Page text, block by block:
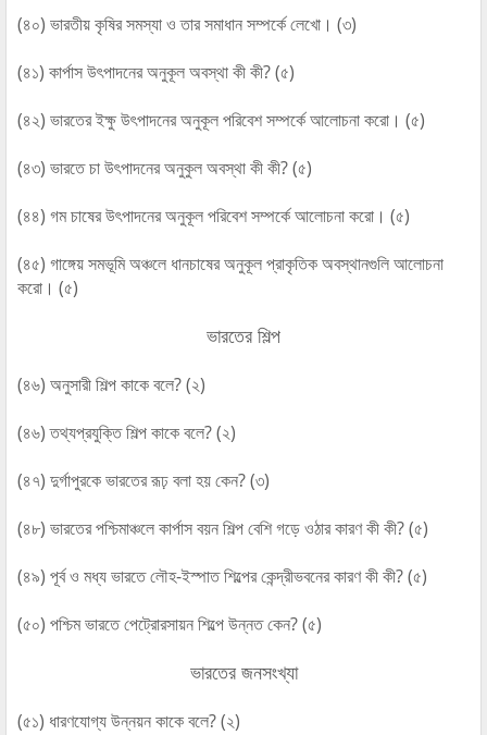
(৪০) ভারতীয় কৃষির সমস্যা ও তার সমাধান সম্পর্কে লেখো। (৩)
(৪১) কার্পাস উৎপাদনের অনুকূল অবস্থা কী কী? (৫)
(৪২) ভারতের ইক্ষু উৎপাদনের অনুকূল পরিবেশ সম্পর্কে আলোচনা করো। (৫)
(৪৩) ভারতে চা উৎপাদনের অনুকুল অবস্থা কী কী? (৫)
(৪৪) গম চাষের উৎপাদনের অনুকূল পরিবেশ সম্পর্কে আলোচনা করো। (৫)
(৪৫) গাঙ্গেয় সমভূমি অঞ্চলে ধানচাষের অনুকূল প্রাকৃতিক অবস্থানগুলি আলোচনা
করো। (৫)
ভারতের শিল্প
(৪৬) অনুসারী শিল্প কাকে বলে? (২)
(৪৬) তথ্যপ্রযুক্তি শিল্প কাকে বলে? (২)
(৪৭) দুর্গাপুরকে ভারতের রূঢ় বলা হয় কেন? (৩)
(৪৮) ভারতের পশ্চিমাঞ্চলে কার্পাস বয়ন শিল্প বেশি গড়ে ওঠার কারণ কী কী? (৫)
(৪৯) পূর্ব ও মধ্য ভারতে লৌহ-ইস্পাত শিল্পের কেন্দ্রীভবনের কারণ কী কী? (৫)
(৫০) পশ্চিম ভারতে পেট্রোরসায়ন শিল্পে উন্নত কেন? (৫)
ভারতের জনসংখ্যা
(৫১) ধারণযোগ্য উন্নয়ন কাকে বলে? (২)